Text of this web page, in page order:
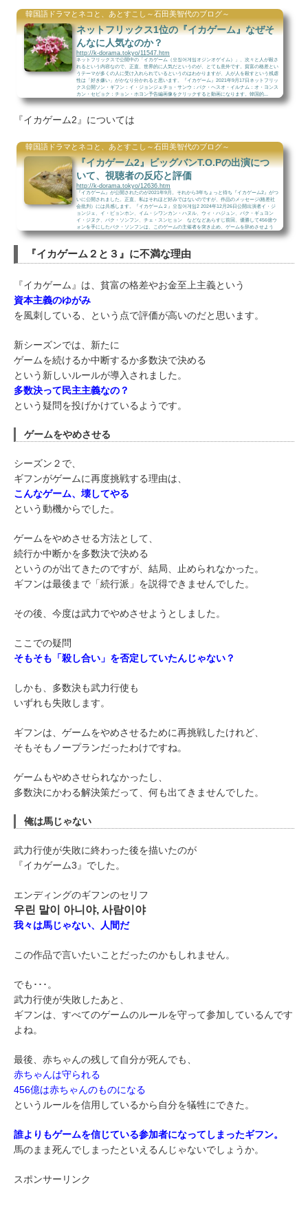
韓国語ドラマとネコと、あとすこし～石田美智代のブログ～
ネットフリックス1位の『イカゲーム』なぜそ
んなに人気なのか？
http://k-dorama.tokyo/11547.htm
ネットフリックスで公開中の「イカゲーム（오징어게임オジンオゲイム）」、次々と人が殺さ
れるという内容なので、正直、世界的に人気だというのが、とても意外です。貧富の格差とい
うテーマが多くの人に受け入れられているというのはわかりますが、人が人を殺すという残虐
性は「好き嫌い」がかなり分かれると思います。『イカゲーム』2021年9月17日ネットフリッ
クス公開ソン・ギフン：イ・ジョンジェチョ・サンウ：パク・ヘスオ・イルナム：オ・ヨンス
カン・セビョク：チョン・ホヨン予告編画像をクリックすると動画になります。韓国的...
『イカゲーム2』については
韓国語ドラマとネコと、あとすこし～石田美智代のブログ～
『イカゲーム2』ビッグバンT.O.Pの出演につ
いて、視聴者の反応と評価
http://k-dorama.tokyo/12636.htm
『イカゲーム』が公開されたのが2021年9月。それから3年ちょっと待ち『イカゲーム2』がつ
いに公開されました。正直、私はそれほど好みではないのですが、作品のメッセージ(格差社
会批判）には共感します。『イカゲーム２』오징어게임2 2024年12月26日公開出演者イ・ジ
ョンジェ、イ・ビョンホン、イム・シワンカン・ハヌル、ウィ・ハジュン、パク・ギュヨン
イ・ジヌク、パク・ソンフン、チェ・スンヒョン などなどあらすじ前回、優勝して456億ウ
ォンを手にしたパク・ソンフンは、このゲームの主催者を突き止め、ゲームを辞めさせよう
『イカゲーム２と３』に不満な理由
『イカゲーム』は、貧富の格差やお金至上主義という
資本主義のゆがみ
を風刺している、という点で評価が高いのだと思います。
新シーズンでは、新たに
ゲームを続けるか中断するか多数決で決める
という新しいルールが導入されました。
多数決って民主主義なの？
という疑問を投げかけているようです。
ゲームをやめさせる
シーズン２で、
ギフンがゲームに再度挑戦する理由は、
こんなゲーム、壊してやる
という動機からでした。
ゲームをやめさせる方法として、
続行か中断かを多数決で決める
というのが出てきたのですが、結局、止められなかった。
ギフンは最後まで「続行派」を説得できませんでした。
その後、今度は武力でやめさせようとしました。
ここでの疑問
そもそも「殺し合い」を否定していたんじゃない？
しかも、多数決も武力行使も
いずれも失敗します。
ギフンは、ゲームをやめさせるために再挑戦したけれど、
そもそもノープランだったわけですね。
ゲームもやめさせられなかったし、
多数決にかわる解決策だって、何も出てきませんでした。
俺は馬じゃない
武力行使が失敗に終わった後を描いたのが
『イカゲーム3』でした。
エンディングのギフンのセリフ
우린 말이 아니야, 사람이야
我々は馬じゃない、人間だ
この作品で言いたいことだったのかもしれません。
でも･･･。
武力行使が失敗したあと、
ギフンは、すべてのゲームのルールを守って参加しているんです
よね。
最後、赤ちゃんの残して自分が死んでも、
赤ちゃんは守られる
456億は赤ちゃんのものになる
というルールを信用しているから自分を犠牲にできた。
誰よりもゲームを信じている参加者になってしまったギフン。
馬のまま死んでしまったといえるんじゃないでしょうか。
スポンサーリンク